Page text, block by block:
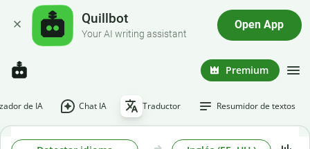
Quillbot
Your AI writing assistant
Open App
Premium
de IA Chat IA Traductor Resumidor de textos